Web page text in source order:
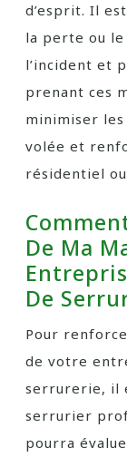
d’esprit. Il
la perte ou
l’incident et
prenant ces
minimiser les
volée et
résidentiel
De Ma
De
Pour
de votre
serrurerie, il
serrurier
pourra